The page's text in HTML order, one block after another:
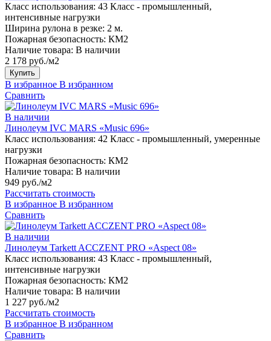
Класс использования: 43 Класс - промышленный,
интенсивные нагрузки
Ширина рулона в резке: 2 м.
Пожарная безопасность: КМ2
Наличие товара: В наличии
2 178 руб./м2
Купить
В избранное В избранном
Сравнить
В наличии
Линолеум IVC MARS «Music 696»
Класс использования: 42 Класс - промышленный, умеренные
нагрузки
Пожарная безопасность: КМ2
Наличие товара: В наличии
949 руб./м2
Рассчитать стоимость
В избранное В избранном
Сравнить
В наличии
Линолеум Tarkett ACCZENT PRO «Aspect 08»
Класс использования: 43 Класс - промышленный,
интенсивные нагрузки
Пожарная безопасность: КМ2
Наличие товара: В наличии
1 227 руб./м2
Рассчитать стоимость
В избранное В избранном
Сравнить